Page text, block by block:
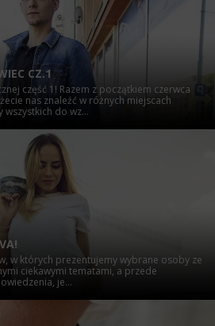
CZ.1
część 1! Razem z początkiem czerwca
nas znaleźć w różnych miejscach
wszystkich do wz...
w których prezentujemy wybrane osoby ze
ciekawymi tematami, a przede
je...